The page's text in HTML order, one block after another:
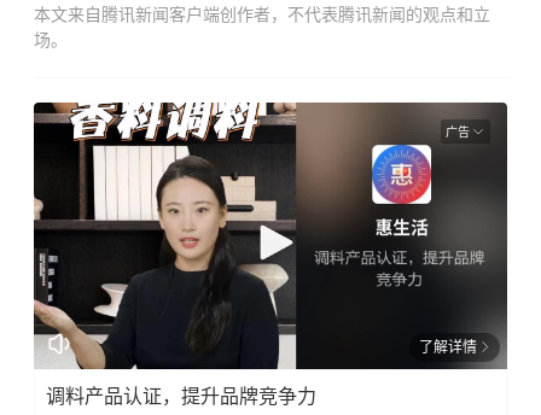
本文来自腾讯新闻客户端创作者，不代表腾讯新闻的观点和立
场。
广告
了解详情
调料产品认证，提升品牌竞争力